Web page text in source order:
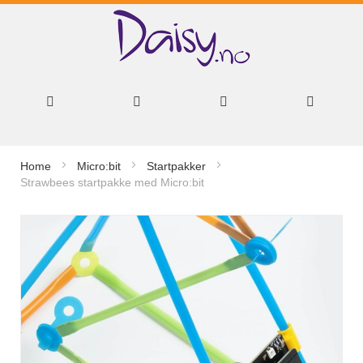
Home Micro:bit
Startpakker
Strawbees startpakke med Micro:bit
slutten
av
bildegalleri